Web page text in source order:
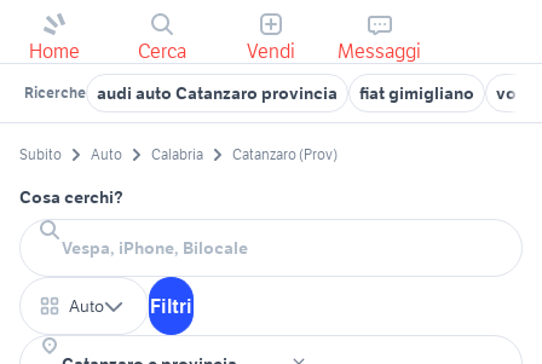
Home Cerca Vendi Messaggi
Ricerche audi auto Catanzaro provincia fiat gimigliano
Subito Auto Calabria Catanzaro (Prov)
Cosa cerchi?
Auto Filtri